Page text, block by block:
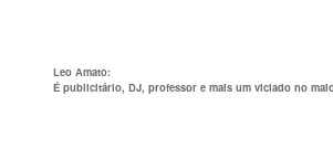
Leo Amato:
É publicitário, DJ, professor e mais um viciado no